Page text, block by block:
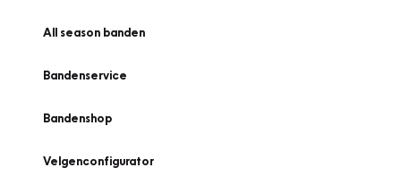
All season banden
Bandenservice
Bandenshop
Velgenconfigurator